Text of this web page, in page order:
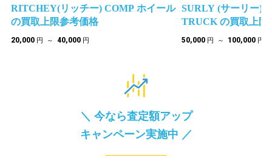
RITCHEY(リッチー) COMP ホイール
の買取上限参考価格
20,000円 ～ 40,000円
SURLY (サーリー
TRUCK の買取上限
50,000 円 ～ 100,000 円
＼ 今なら査定額アップ
キャンペーン実施中 ／